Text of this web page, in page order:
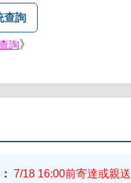
查詢
詢》
7/18 16:00前寄達或親送